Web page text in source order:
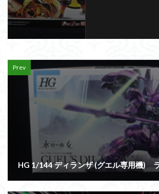
Prev
HG 1/144 ディランザ (グエル専用機)